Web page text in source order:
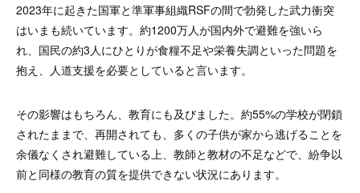
2023年に起きた国軍と準軍事組織RSFの間で勃発した武力衝突
はいまも続いています。約1200万人が国内外で避難を強いら
れ、国民の約3人にひとりが食糧不足や栄養失調といった問題を
抱え、人道支援を必要としていると言います。
その影響はもちろん、教育にも及びました。約55%の学校が閉鎖
されたままで、再開されても、多くの子供が家から逃げることを
余儀なくされ避難している上、教師と教材の不足などで、紛争以
前と同様の教育の質を提供できない状況にあります。